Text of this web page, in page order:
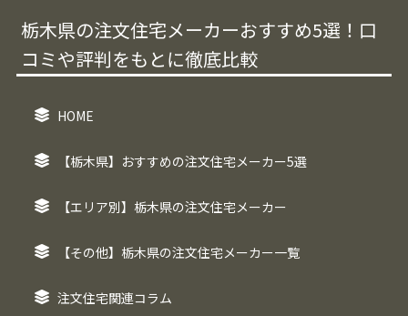
栃木県の注文住宅メーカーおすすめ5選！口
コミや評判をもとに徹底比較
HOME
【栃木県】おすすめの注文住宅メーカー5選
【エリア別】栃木県の注文住宅メーカー
【その他】栃木県の注文住宅メーカー一覧
注文住宅関連コラム